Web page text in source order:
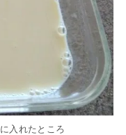
入れたところ